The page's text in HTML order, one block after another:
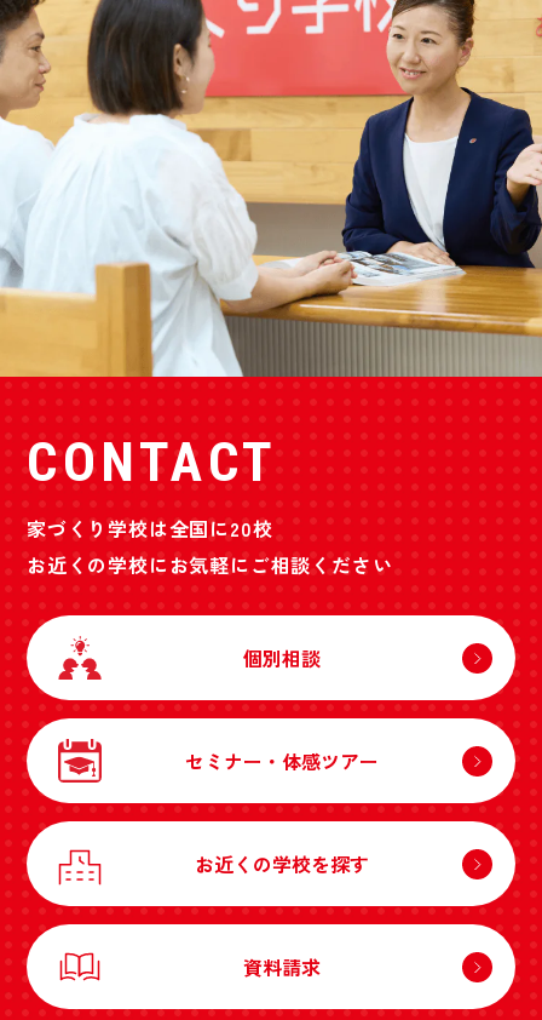
CONTACT
家づくり学校は全国に20校
お近くの学校にお気軽にご相談ください
個別相談
セミナー・体感ツアー
お近くの学校を探す
資料請求